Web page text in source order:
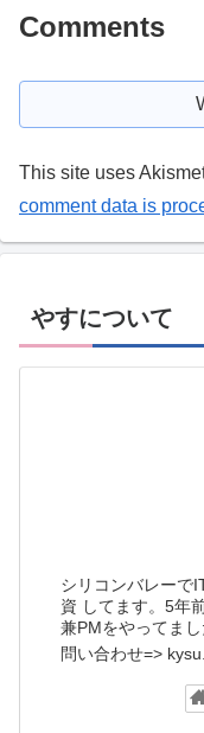
Comments
This site uses
comment data is
やすについて
シリコンバレーで
資 してます。5年
兼PMをやってまし
問い合わせ=>